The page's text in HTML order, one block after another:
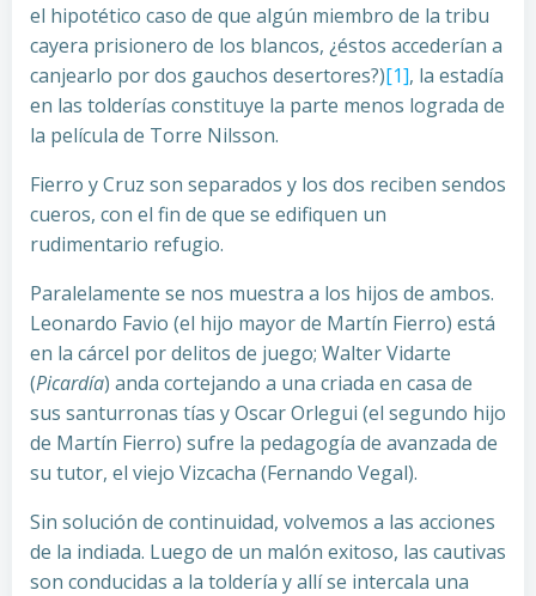
el hipotético caso de que algún miembro de la tribu
cayera prisionero de los blancos, ¿éstos accederían a
canjearlo por dos gauchos desertores?)[1], la estadía
en las tolderías constituye la parte menos lograda de
la película de Torre Nilsson.
Fierro y Cruz son separados y los dos reciben sendos
cueros, con el fin de que se edifiquen un
rudimentario refugio.
Paralelamente se nos muestra a los hijos de ambos.
Leonardo Favio (el hijo mayor de Martín Fierro) está
en la cárcel por delitos de juego; Walter Vidarte
(Picardía) anda cortejando a una criada en casa de
sus santurronas tías y Oscar Orlegui (el segundo hijo
de Martín Fierro) sufre la pedagogía de avanzada de
su tutor, el viejo Vizcacha (Fernando Vegal).
Sin solución de continuidad, volvemos a las acciones
de la indiada. Luego de un malón exitoso, las cautivas
son conducidas a la toldería y allí se intercala una